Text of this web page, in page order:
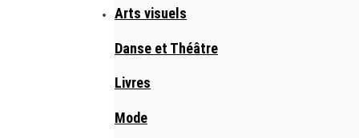
Arts visuels
Danse et Théâtre
Livres
Mode